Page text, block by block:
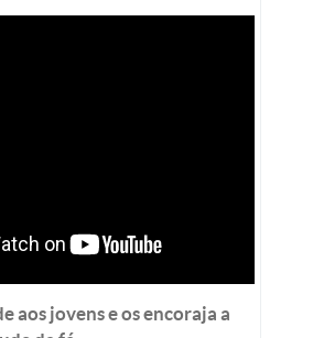
aos jovens e os encoraja a